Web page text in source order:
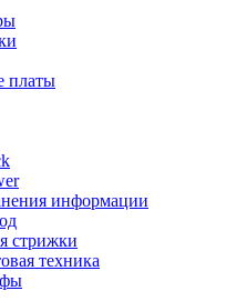
платы
информации
стрижки
техника